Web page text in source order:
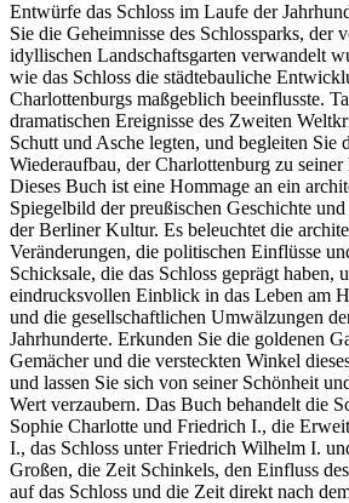
Entwürfe das Schloss im Laufe der
Sie die Geheimnisse des Schlossparks, der
idyllischen Landschaftsgarten verwandelt
wie das Schloss die städtebauliche
Charlottenburgs maßgeblich beeinflusste.
dramatischen Ereignisse des Zweiten
Schutt und Asche legten, und begleiten Sie
Wiederaufbau, der Charlottenburg zu
Dieses Buch ist eine Hommage an ein
Spiegelbild der preußischen Geschichte
der Berliner Kultur. Es beleuchtet die
Veränderungen, die politischen Einflüsse
Schicksale, die das Schloss geprägt haben,
eindrucksvollen Einblick in das Leben am
und die gesellschaftlichen Umwälzungen
Jahrhunderte. Erkunden Sie die goldenen
Gemächer und die versteckten Winkel
und lassen Sie sich von seiner Schönheit
Wert verzaubern. Das Buch behandelt die
Sophie Charlotte und Friedrich I., die
I., das Schloss unter Friedrich Wilhelm I.
Großen, die Zeit Schinkels, den Einfluss
auf das Schloss und die Zeit direkt nach